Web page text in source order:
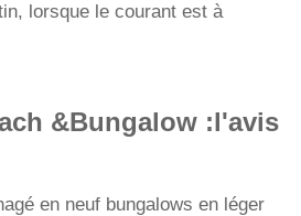
lorsque le courant est à
&Bungalow :l'avis
en neuf bungalows en léger